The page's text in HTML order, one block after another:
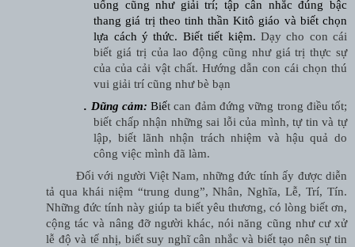
uống cũng như giải trí; tập cân nhắc đúng bậc
thang giá trị theo tinh thần Kitô giáo và biết chọn
lựa cách ý thức. Biết tiết kiệm. Dạy cho con cái
biết giá trị của lao động cũng như giá trị thực sự
của của cải vật chất. Hướng dẫn con cái chọn thú
vui giải trí cũng như bè bạn
. Dũng cảm: Biết can đảm đứng vững trong điều tốt;
biết chấp nhận những sai lỗi của mình, tự tin và tự
lập, biết lãnh nhận trách nhiệm và hậu quả do
công việc mình đã làm.
Đối với người Việt Nam, những đức tính ấy được diễn
tả qua khái niệm “trung dung”, Nhân, Nghĩa, Lễ, Trí, Tín.
Những đức tính này giúp ta biết yêu thương, có lòng biết ơn,
cộng tác và nâng đỡ người khác, nói năng cũng như cư xử
lễ độ và tế nhị, biết suy nghĩ cân nhắc và biết tạo nên sự tin